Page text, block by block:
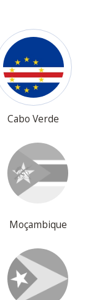
Cabo Verde
Moçambique